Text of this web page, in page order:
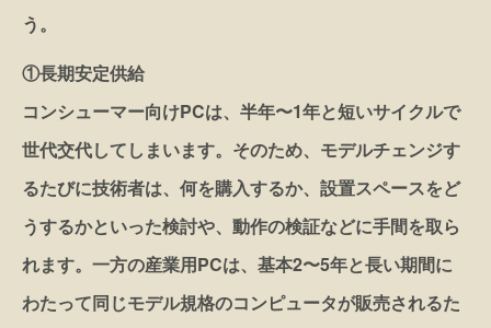
う。
①長期安定供給
コンシューマー向けPCは、半年〜1年と短いサイクルで
世代交代してしまいます。そのため、モデルチェンジす
るたびに技術者は、何を購入するか、設置スペースをど
うするかといった検討や、動作の検証などに手間を取ら
れます。一方の産業用PCは、基本2〜5年と長い期間に
わたって同じモデル規格のコンピュータが販売されるた